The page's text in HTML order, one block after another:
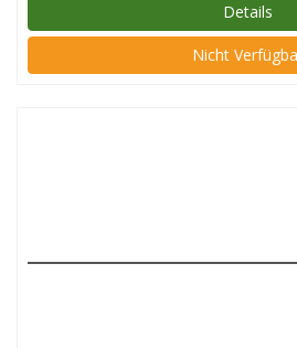
Details
Nicht